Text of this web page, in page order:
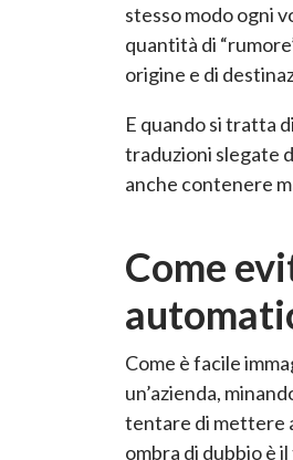
stesso modo ogni
quantità di
origine e di
E quando si tratta
traduzioni slegate
anche contenere
Come
Come è facile
un’azienda,
tentare di mettere
ombra di dubbio è